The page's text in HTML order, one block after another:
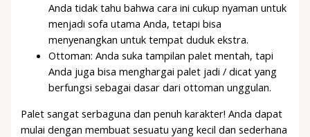
Anda tidak tahu bahwa cara ini cukup nyaman untuk
menjadi sofa utama Anda, tetapi bisa
menyenangkan untuk tempat duduk ekstra.
Ottoman: Anda suka tampilan palet mentah, tapi
Anda juga bisa menghargai palet jadi / dicat yang
berfungsi sebagai dasar dari ottoman unggulan.
Palet sangat serbaguna dan penuh karakter! Anda dapat
mulai dengan membuat sesuatu yang kecil dan sederhana